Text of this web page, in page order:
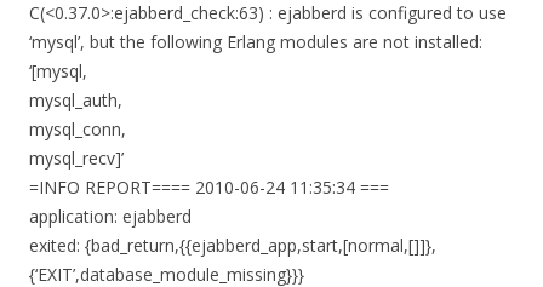
C(<0.37.0>:ejabberd_check:63) : ejabberd is configured to use
‘mysql’, but the following Erlang modules are not installed:
‘[mysql,
mysql_auth,
mysql_conn,
mysql_recv]’
=INFO REPORT==== 2010-06-24 11:35:34 ===
application: ejabberd
exited: {bad_return,{{ejabberd_app,start,[normal,[]]},
{‘EXIT’,database_module_missing}}}